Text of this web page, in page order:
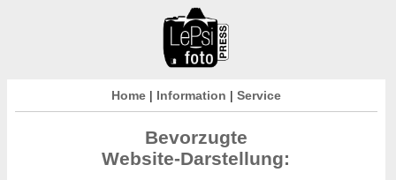
Home| Information | Service
Bevorzugte
Website-Darstellung: